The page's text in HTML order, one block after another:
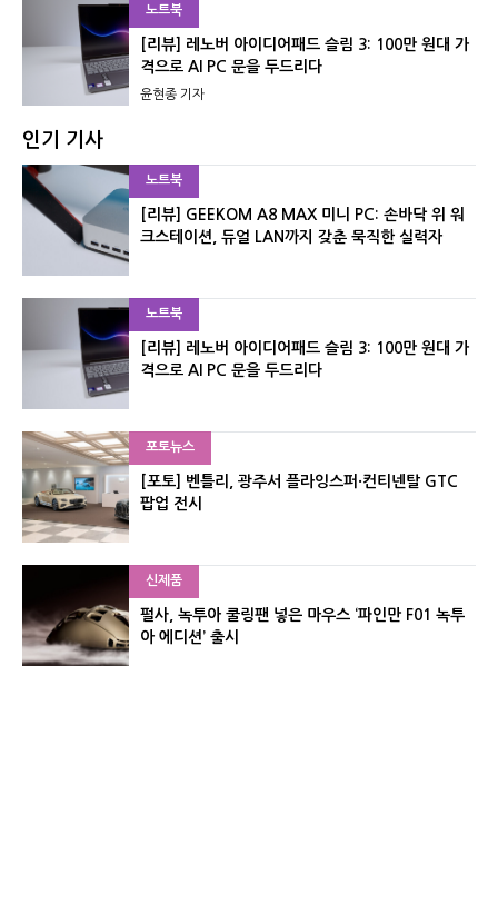
노트북
[리뷰] 레노버 아이디어패드 슬림 3: 100만 원대 가
격으로 AI PC 문을 두드리다
윤현종 기자
인기 기사
노트북
[리뷰] GEEKOM A8 MAX 미니 PC: 손바닥 위 워
크스테이션, 듀얼 LAN까지 갖춘 묵직한 실력자
노트북
[리뷰] 레노버 아이디어패드 슬림 3: 100만 원대 가
격으로 AI PC 문을 두드리다
포토뉴스
[포토] 벤틀리, 광주서 플라잉스퍼·컨티넨탈 GTC
팝업 전시
신제품
펄사, 녹투아 쿨링팬 넣은 마우스 ‘파인만 F01 녹투
아 에디션’ 출시